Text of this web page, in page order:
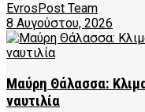
EvrosPost Team
8 Αυγούστου, 2026
Μαύρη Θάλασσα:
ναυτιλία